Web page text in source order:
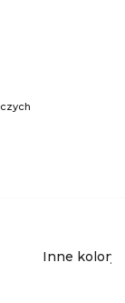
Inne kolory